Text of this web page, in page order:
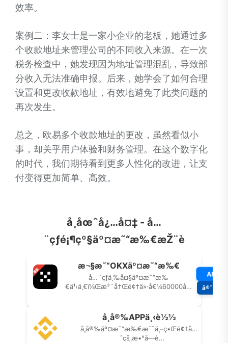
效率。
案例二：李女士是一家小企业的老板，她通过多
个收款地址来管理公司的不同收入来源。在一次
税务检查中，她发现因为地址管理混乱，导致部
分收入无法准确申报。后来，她学会了如何合理
设置和更改收款地址，有效地避免了此类问题的
再次发生。
总之，欧易多个收款地址的更改，虽然看似小
事，却关乎用户体验和财务管理。在这个数字化
的时代，我们期待看到更多人性化的改进，让支
付变得更加简单、高效。